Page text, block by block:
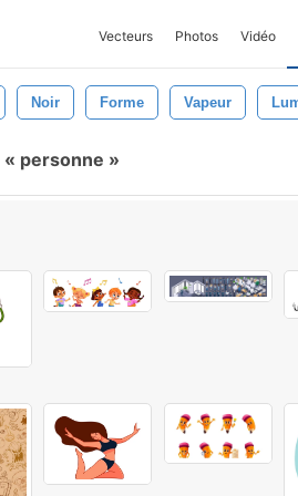
Vecteurs Photos Vidéo
Noir Forme Vapeur
personne